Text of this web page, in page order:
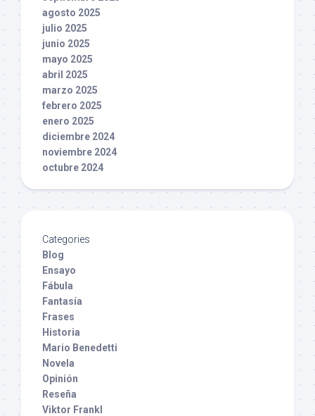
agosto 2025
julio 2025
junio 2025
mayo 2025
abril 2025
marzo 2025
febrero 2025
enero 2025
diciembre 2024
noviembre 2024
octubre 2024
Categories
Blog
Ensayo
Fábula
Fantasía
Frases
Historia
Mario Benedetti
Novela
Opinión
Reseña
Viktor Frankl